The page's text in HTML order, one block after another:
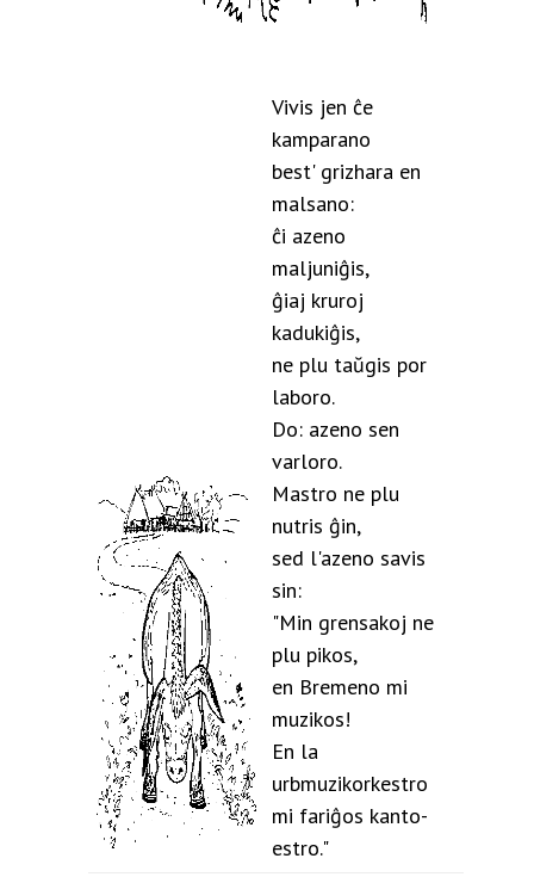
Vivis jen ĉe
kamparano
best' grizhara en
malsano:
ĉi azeno
maljuniĝis,
ĝiaj kruroj
kadukiĝis,
ne plu taŭgis por
laboro.
Do: azeno sen
varloro.
Mastro ne plu
nutris ĝin,
sed l'azeno savis
sin:
"Min grensakoj ne
plu pikos,
en Bremeno mi
muzikos!
En la
urbmuzikorkestro
mi fariĝos kanto-
estro."